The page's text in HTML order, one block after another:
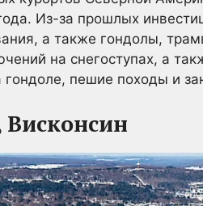
Из-за прошлых
а также гондолы,
на снегоступах, а
гондоле, пешие походы и
Висконсин